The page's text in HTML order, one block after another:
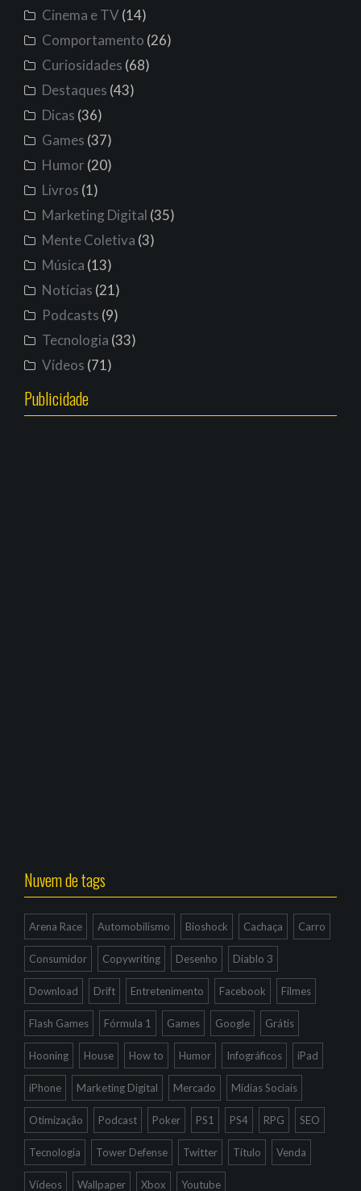
Cinema e TV(14)
Comportamento (26)
Curiosidades (68)
Destaques (43)
Dicas (36)
Games (37)
Humor (20)
Livros (1)
Marketing Digital (35)
Mente Coletiva (3)
Música (13)
Notícias (21)
Podcasts (9)
Tecnologia (33)
Vídeos (71)
Publicidade
Nuvem de tags
Arena Race Automobilismo Bioshock Cachaça Carro
Consumidor Copywriting Desenho Diablo 3
Download Drift Entretenimento Facebook Filmes
Flash Games Fórmula 1 Games Google Grátis
Hooning House How to Humor Infográficos iPad
iPhone Marketing Digital Mercado Mídias Sociais
Otimização Podcast Poker PS1 PS4 RPG SEO
Tecnologia Tower Defense Twitter Título Venda
Vídeos Wallpaper Xbox Youtube